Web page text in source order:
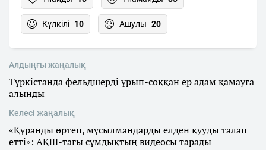
Күлкілі 10 Ашулы 20
Алдыңғы жаңалық
Түркістанда фельдшерді ұрып-соққан ер адам қамауға
алынды
Келесі жаңалық
«Құранды өртеп, мұсылмандарды елден қууды талап
етті»: АҚШ-тағы сұмдықтың видеосы тарады